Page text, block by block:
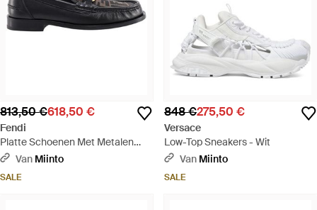
813,50 €618,50 €
Fendi
Platte Schoenen Met Metalen
Detail - Zwart
Van Miinto
SALE
848 €275,50 €
Versace
Low-Top Sneakers - Wit
Van Miinto
SALE